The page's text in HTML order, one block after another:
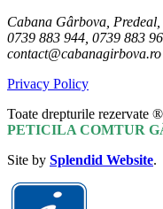
Cabana Gârbova,
0739 883 944, 0739 883
contact@cabanagirbova.ro
Privacy Policy
Toate drepturile rezervate ®
PETICILA COMTUR
Site by Splendid Website.